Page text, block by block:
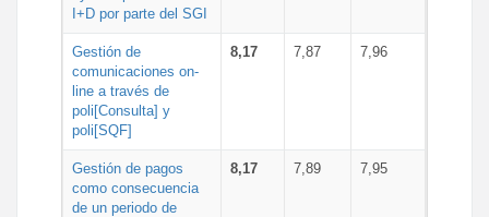
I+D por parte del SGI
Gestión de
comunicaciones on-
line a través de
poli[Consulta] y
poli[SQF]
8,17 7,87 7,96
Gestión de pagos
como consecuencia
de un periodo de
8,17 7,89 7,95